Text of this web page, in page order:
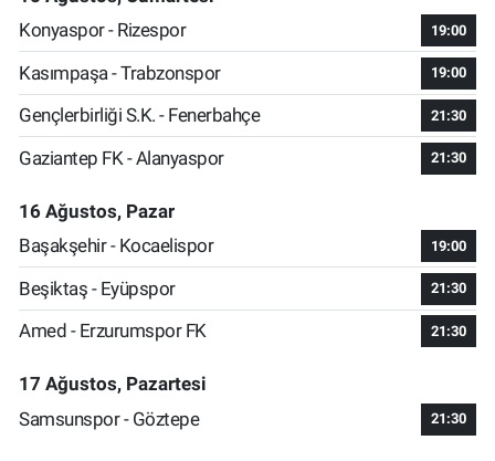
Konyaspor - Rizespor
19:00
Kasımpaşa - Trabzonspor 19:00
Gençlerbirliği S.K. - Fenerbahçe 21:30
Gaziantep FK - Alanyaspor 21:30
16 Ağustos, Pazar
Başakşehir - Kocaelispor
19:00
Beşiktaş - Eyüpspor 21:30
Amed - Erzurumspor FK 21:30
17 Ağustos, Pazartesi
Samsunspor - Göztepe
21:30